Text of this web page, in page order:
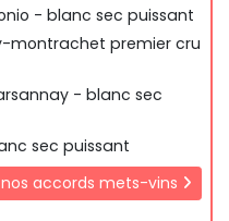
- blanc sec puissant
montrachet premier cru
- blanc sec
sec puissant
accords mets-vins